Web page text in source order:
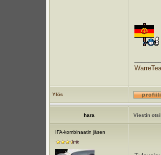
Ylös
hara Viestin
IFA-kombinaatin jäsen